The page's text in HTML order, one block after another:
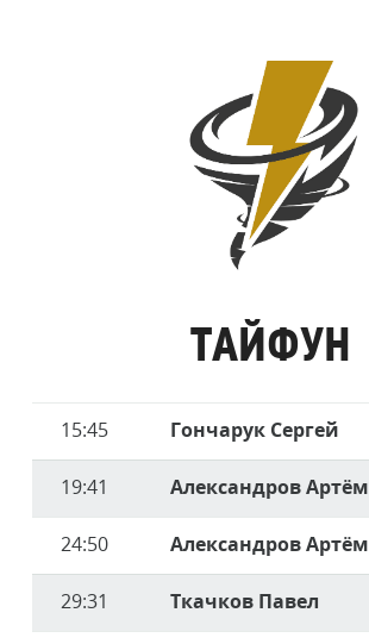
Шанхайские Драконы
Тайфун
ТАЙФУН
Время
Имя
15:45 Гончарук Сергей
19:41 Александров Артём
24:50 Александров Артём
29:31 Ткачков Павел